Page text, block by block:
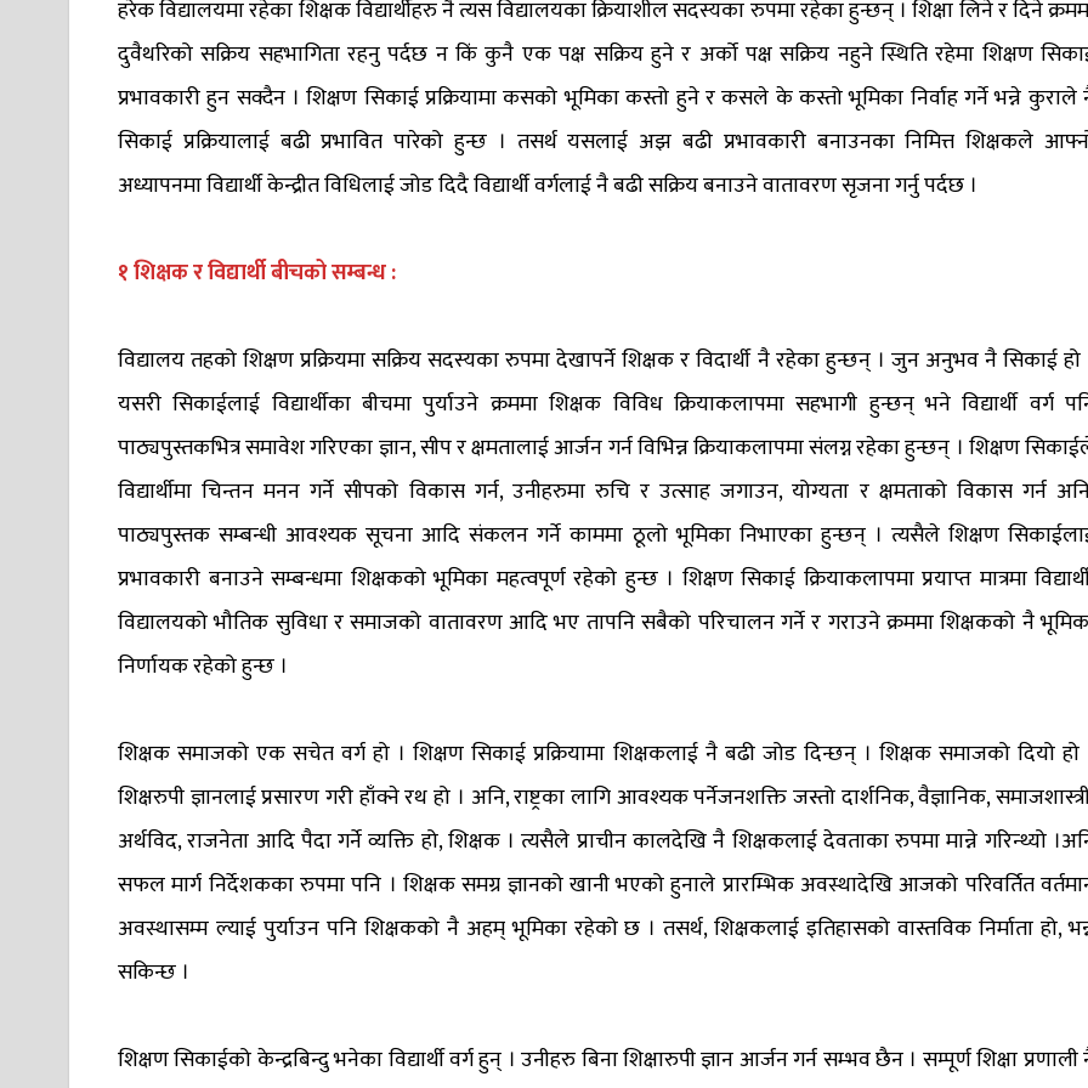
हरेक विद्यालयमा रहेका शिक्षक विद्यार्थीहरु नै त्यस विद्यालयका क्रियाशील सदस्यका रुपमा रहेका हुन्छन् । शिक्षा लिने र दिने
दुवैथरिको सक्रिय सहभागिता रहनु पर्दछ न किं कुनै एक पक्ष सक्रिय हुने र अर्को पक्ष सक्रिय नहुने स्थिति रहेमा शिक्षण
प्रभावकारी हुन सक्दैन । शिक्षण सिकाई प्रक्रियामा कसको भूमिका कस्तो हुने र कसले के कस्तो भूमिका निर्वाह गर्ने भन्ने कुराले
सिकाई प्रक्रियालाई बढी प्रभावित पारेको हुन्छ । तसर्थ यसलाई अझ बढी प्रभावकारी बनाउनका निमित्त शिक्षकले
अध्यापनमा विद्यार्थी केन्द्रीत विधिलाई जोड दिदै विद्यार्थी वर्गलाई नै बढी सक्रिय बनाउने वातावरण सृजना गर्नु पर्दछ ।
१ शिक्षक र विद्यार्थी बीचको सम्बन्ध :
विद्यालय तहको शिक्षण प्रक्रियमा सक्रिय सदस्यका रुपमा देखापर्ने शिक्षक र विदार्थी नै रहेका हुन्छन् । जुन अनुभव नै सिकाई हो
यसरी सिकाईलाई विद्यार्थीका बीचमा पुर्याउने क्रममा शिक्षक विविध क्रियाकलापमा सहभागी हुन्छन् भने विद्यार्थी वर्ग
पाठ्यपुस्तकभित्र समावेश गरिएका ज्ञान, सीप र क्षमतालाई आर्जन गर्न विभिन्न क्रियाकलापमा संलग्न रहेका हुन्छन् । शिक्षण
विद्यार्थीमा चिन्तन मनन गर्ने सीपको विकास गर्न, उनीहरुमा रुचि र उत्साह जगाउन, योग्यता र क्षमताको विकास गर्न
पाठ्यपुस्तक सम्बन्धी आवश्यक सूचना आदि संकलन गर्ने काममा ठूलो भूमिका निभाएका हुन्छन् । त्यसैले शिक्षण
प्रभावकारी बनाउने सम्बन्धमा शिक्षकको भूमिका महत्वपूर्ण रहेको हुन्छ । शिक्षण सिकाई क्रियाकलापमा प्रयाप्त मात्रमा
विद्यालयको भौतिक सुविधा र समाजको वातावरण आदि भए तापनि सबैको परिचालन गर्ने र गराउने क्रममा शिक्षकको नै
निर्णायक रहेको हुन्छ ।
शिक्षक समाजको एक सचेत वर्ग हो । शिक्षण सिकाई प्रक्रियामा शिक्षकलाई नै बढी जोड दिन्छन् । शिक्षक समाजको दियो हो
शिक्षरुपी ज्ञानलाई प्रसारण गरी हाँक्ने रथ हो । अनि, राष्ट्रका लागि आवश्यक पर्नेजनशक्ति जस्तो दार्शनिक, वैज्ञानिक,
अर्थविद, राजनेता आदि पैदा गर्ने व्यक्ति हो, शिक्षक । त्यसैले प्राचीन कालदेखि नै शिक्षकलाई देवताका रुपमा मान्ने गरिन्थ्यो
सफल मार्ग निर्देशकका रुपमा पनि । शिक्षक समग्र ज्ञानको खानी भएको हुनाले प्रारम्भिक अवस्थादेखि आजको परिवर्तित
अवस्थासम्म ल्याई पुर्याउन पनि शिक्षकको नै अहम् भूमिका रहेको छ । तसर्थ, शिक्षकलाई इतिहासको वास्तविक निर्माता हो,
सकिन्छ ।
शिक्षण सिकाईको केन्द्रबिन्दु भनेका विद्यार्थी वर्ग हुन् । उनीहरु बिना शिक्षारुपी ज्ञान आर्जन गर्न सम्भव छैन । सम्पूर्ण शिक्षा प्रणाली